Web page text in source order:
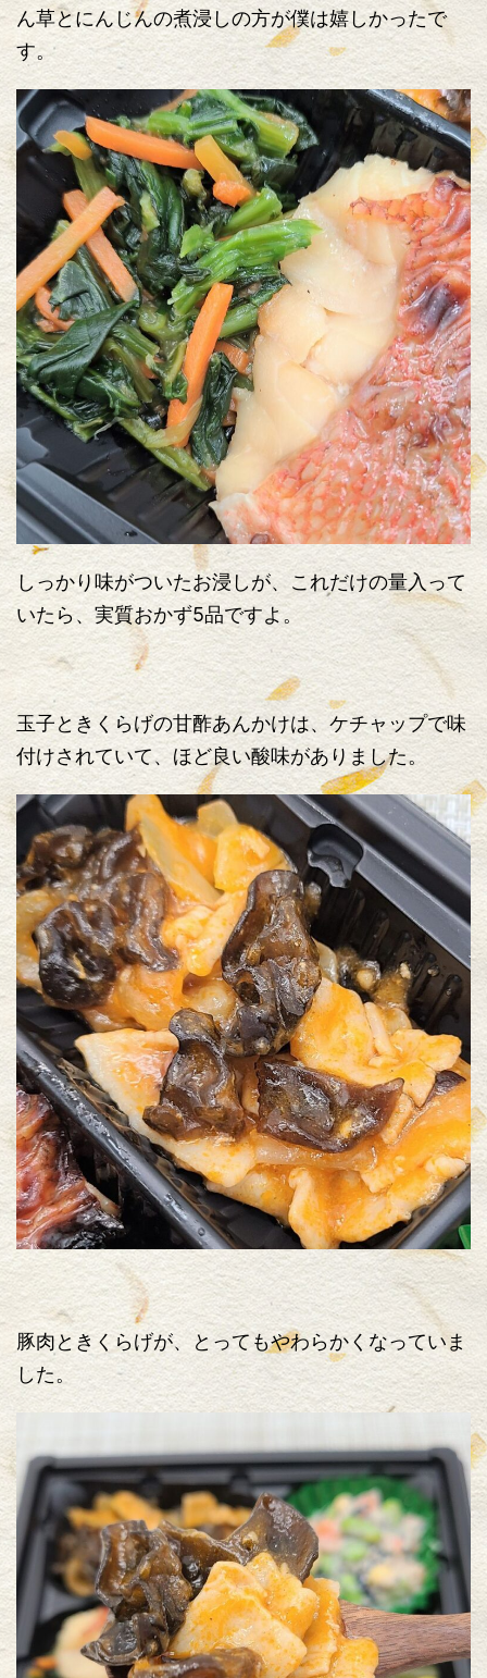
ん草とにんじんの煮浸しの方が僕は嬉しかったで
す。
しっかり味がついたお浸しが、これだけの量入って
いたら、実質おかず5品ですよ。
玉子ときくらげの甘酢あんかけは、ケチャップで味
付けされていて、ほど良い酸味がありました。
豚肉ときくらげが、とってもやわらかくなっていま
した。